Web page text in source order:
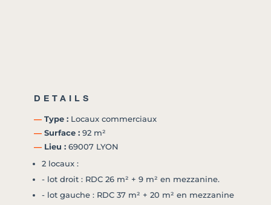
DETAILS
― Type : Locaux commerciaux
― Surface : 92 m²
― Lieu : 69007 LYON
2 locaux :
- lot droit : RDC 26 m² + 9 m² en mezzanine.
- lot gauche : RDC 37 m² + 20 m² en mezzanine